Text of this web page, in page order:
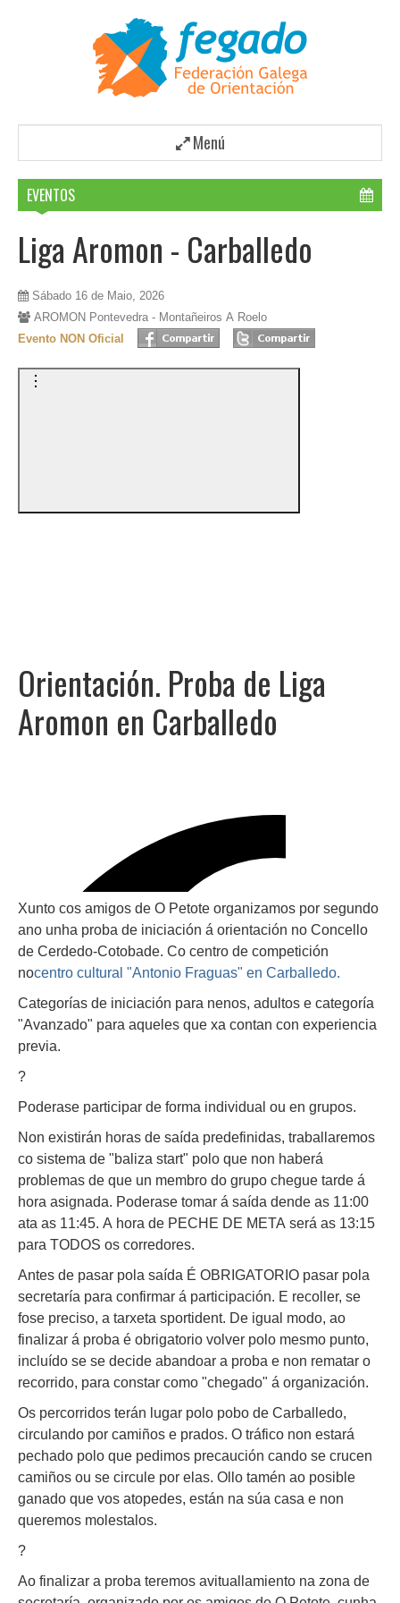
Menú
EVENTOS
Liga Aromon - Carballedo
Sábado 16 de Maio, 2026
AROMON Pontevedra - Montañeiros A Roelo
Evento NON Oficial
Orientación. Proba de Liga
Aromon en Carballedo
Xunto cos amigos de O Petote organizamos por segundo
ano unha proba de iniciación á orientación no Concello
de Cerdedo-Cotobade. Co centro de competición
nocentro cultural "Antonio Fraguas" en Carballedo.
Categorías de iniciación para nenos, adultos e categoría
"Avanzado" para aqueles que xa contan con experiencia
previa.
?
Poderase participar de forma individual ou en grupos.
Non existirán horas de saída predefinidas, traballaremos
co sistema de "baliza start" polo que non haberá
problemas de que un membro do grupo chegue tarde á
hora asignada. Poderase tomar á saída dende as 11:00
ata as 11:45. A hora de PECHE DE META será as 13:15
para TODOS os corredores.
Antes de pasar pola saída É OBRIGATORIO pasar pola
secretaría para confirmar á participación. E recoller, se
fose preciso, a tarxeta sportident. De igual modo, ao
finalizar á proba é obrigatorio volver polo mesmo punto,
incluído se se decide abandoar a proba e non rematar o
recorrido, para constar como "chegado" á organización.
Os percorridos terán lugar polo pobo de Carballedo,
circulando por camiños e prados. O tráfico non estará
pechado polo que pedimos precaución cando se crucen
camiños ou se circule por elas. Ollo tamén ao posible
ganado que vos atopedes, están na súa casa e non
queremos molestalos.
?
Ao finalizar a proba teremos avituallamiento na zona de